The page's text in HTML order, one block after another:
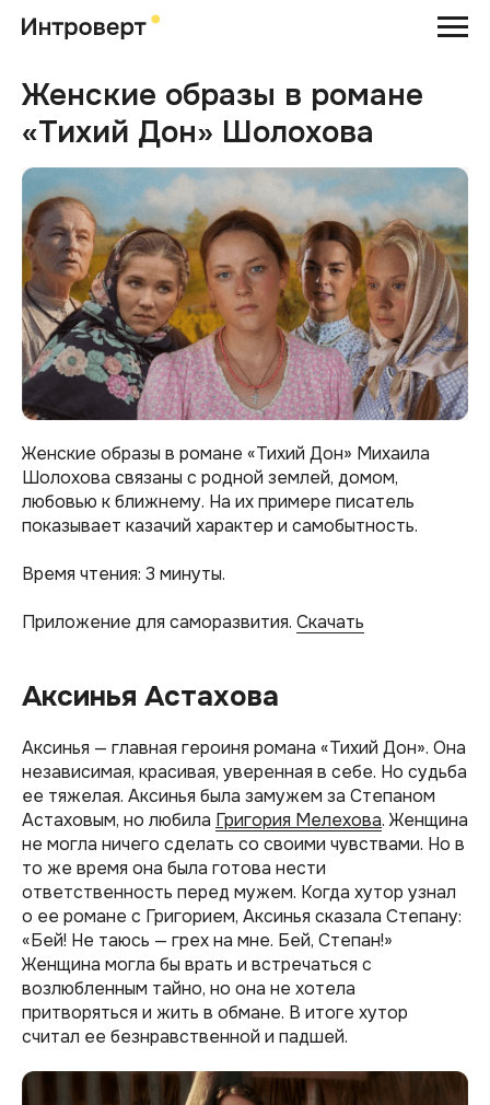
Женские образы в романе
«Тихий Дон» Шолохова
Женские образы в романе «Тихий Дон» Михаила
Шолохова связаны с родной землей, домом,
любовью к ближнему. На их примере писатель
показывает казачий характер и самобытность.
Время чтения: 3 минуты.
Приложение для саморазвития. Скачать
Аксинья Астахова
Аксинья — главная героиня романа «Тихий Дон». Она
независимая, красивая, уверенная в себе. Но судьба
ее тяжелая. Аксинья была замужем за Степаном
Астаховым, но любила Григория Мелехова. Женщина
не могла ничего сделать со своими чувствами. Но в
то же время она была готова нести
ответственность перед мужем. Когда хутор узнал
о ее романе с Григорием, Аксинья сказала Степану:
«Бей! Не таюсь — грех на мне. Бей, Степан!»
Женщина могла бы врать и встречаться с
возлюбленным тайно, но она не хотела
притворяться и жить в обмане. В итоге хутор
считал ее безнравственной и падшей.